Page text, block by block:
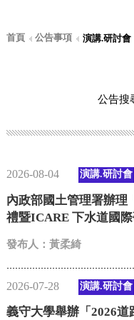
首頁 公告事項 演講.研討會
公告搜
2026-08-04 演講.研討會
內政部國土管理署辦理
禮暨ICARE 下水道國
發布人：黃柔綺
2026-07-28 演講.研討會
義守大學舉辦「2026道